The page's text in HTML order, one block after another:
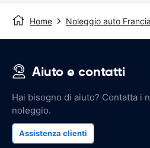
Home Noleggio auto Francia
Aiuto e contatti
Hai bisogno di aiuto? Contatta i
noleggio.
Assistenza clienti